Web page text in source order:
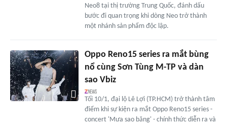
Neo8 tại thị trường Trung Quốc, đánh dấu
bước đi quan trọng khi dòng Neo trở thành
một nhánh sản phẩm độc lập.
Oppo Reno15 series ra mắt bùng
nổ cùng Sơn Tùng M-TP và dàn
sao Vbiz
Tối 10/1, đại lộ Lê Lợi (TP.HCM) trở thành tâm
điểm khi sự kiện ra mắt Oppo Reno15 series -
concert 'Mưa sao băng' - chính thức diễn ra và